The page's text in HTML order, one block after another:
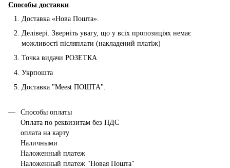
Способы доставки
Доставка «Нова Пошта».
Делівері. Зверніть увагу, що у всіх пропозиціях немає
можливості післяплати (накладений платіж)
Точка видачи РОЗЕТКА
Укрпошта
Доставка "Мeest ПОШТА".
Способы оплаты
Оплата по реквизитам без НДС
оплата на карту
Наличными
Наложенный платеж
Наложенный платеж "Новая Пошта"